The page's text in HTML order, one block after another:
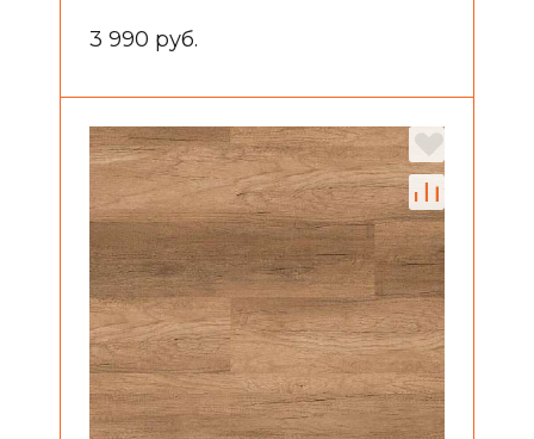
3 990 руб.